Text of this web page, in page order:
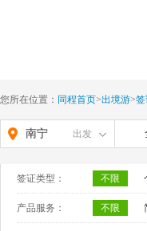
您所在位置： 同程首页>出境游>
南宁 出发
签证类型： 不限
产品服务： 不限